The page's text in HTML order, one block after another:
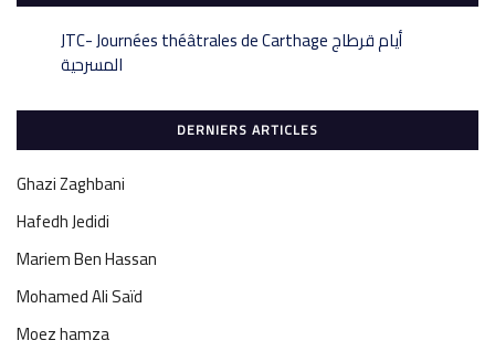
‎JTC- Journées théâtrales de Carthage أيام قرطاج
DERNIERS ARTICLES
Ghazi Zaghbani
Hafedh Jedidi
Mariem Ben Hassan
Mohamed Ali Saïd
Moez hamza